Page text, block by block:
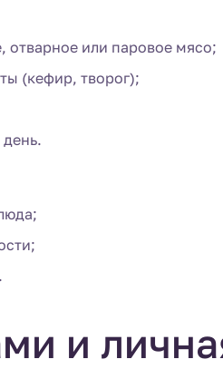
или паровое мясо;
(кефир, творог);
и